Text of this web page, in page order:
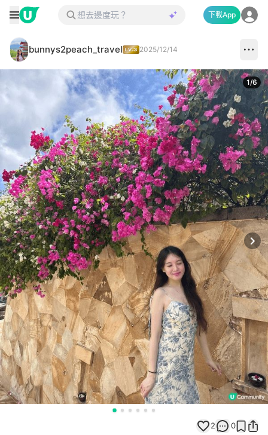
下載App
bunnys2peach_travel 2025/12/14
1/6
2 0